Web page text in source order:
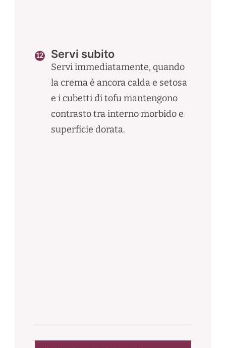
Servi subito
Servi immediatamente, quando
la crema è ancora calda e setosa
e i cubetti di tofu mantengono
contrasto tra interno morbido e
superficie dorata.